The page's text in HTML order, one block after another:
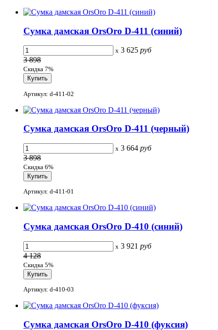
Сумка дамская OrsOro D-411 (синий)
x 3 625 руб
3 898
Скидка 7%
Артикул: d-411-02
Сумка дамская OrsOro D-411 (черный)
x 3 664 руб
3 898
Скидка 6%
Артикул: d-411-01
Сумка дамская OrsOro D-410 (синий)
x 3 921 руб
4 128
Скидка 5%
Артикул: d-410-03
Сумка дамская OrsOro D-410 (фуксия)